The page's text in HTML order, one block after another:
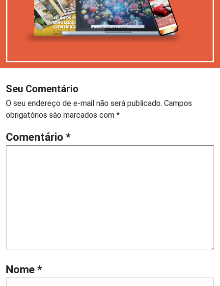
Seu Comentário
O seu endereço de e-mail não será publicado. Campos
obrigatórios são marcados com *
Comentário *
Nome *